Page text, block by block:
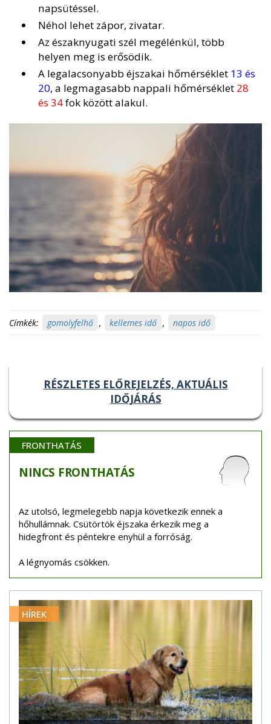
napsütéssel.
Néhol lehet zápor, zivatar.
Az északnyugati szél megélénkül, több
helyen meg is erősödik.
A legalacsonyabb éjszakai hőmérséklet 13 és
20, a legmagasabb nappali hőmérséklet 28
és 34fok között alakul.
Címkék: gomolyfelhő , kellemes idő , napos idő
RÉSZLETES ELŐREJELZÉS, AKTUÁLIS
IDŐJÁRÁS
FRONTHATÁS
NINCS FRONTHATÁS
Az utolsó, legmelegebb napja következik ennek a
hőhullámnak. Csütörtök éjszaka érkezik meg a
hidegfront és péntekre enyhül a forróság.
A légnyomás csökken.
HÍREK